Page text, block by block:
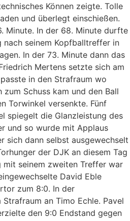
Können zeigte. Tolle
und überlegt einschießen.
Minute. In der 68. Minute durfte
nach seinem Kopfballtreffer in
In der 73. Minute dann das
Mertens setzte sich am
in den Strafraum wo
Schuss kam und den Ball
Torwinkel versenkte. Fünf
spiegelt die Glanzleistung des
und so wurde mit Applaus
sich dann selbst ausgewechselt
der DJK an diesem Tag
seinem zweiten Treffer war
David Eble
zum 8:0. In der
an Timo Echle. Pavel
den 9:0 Endstand gegen